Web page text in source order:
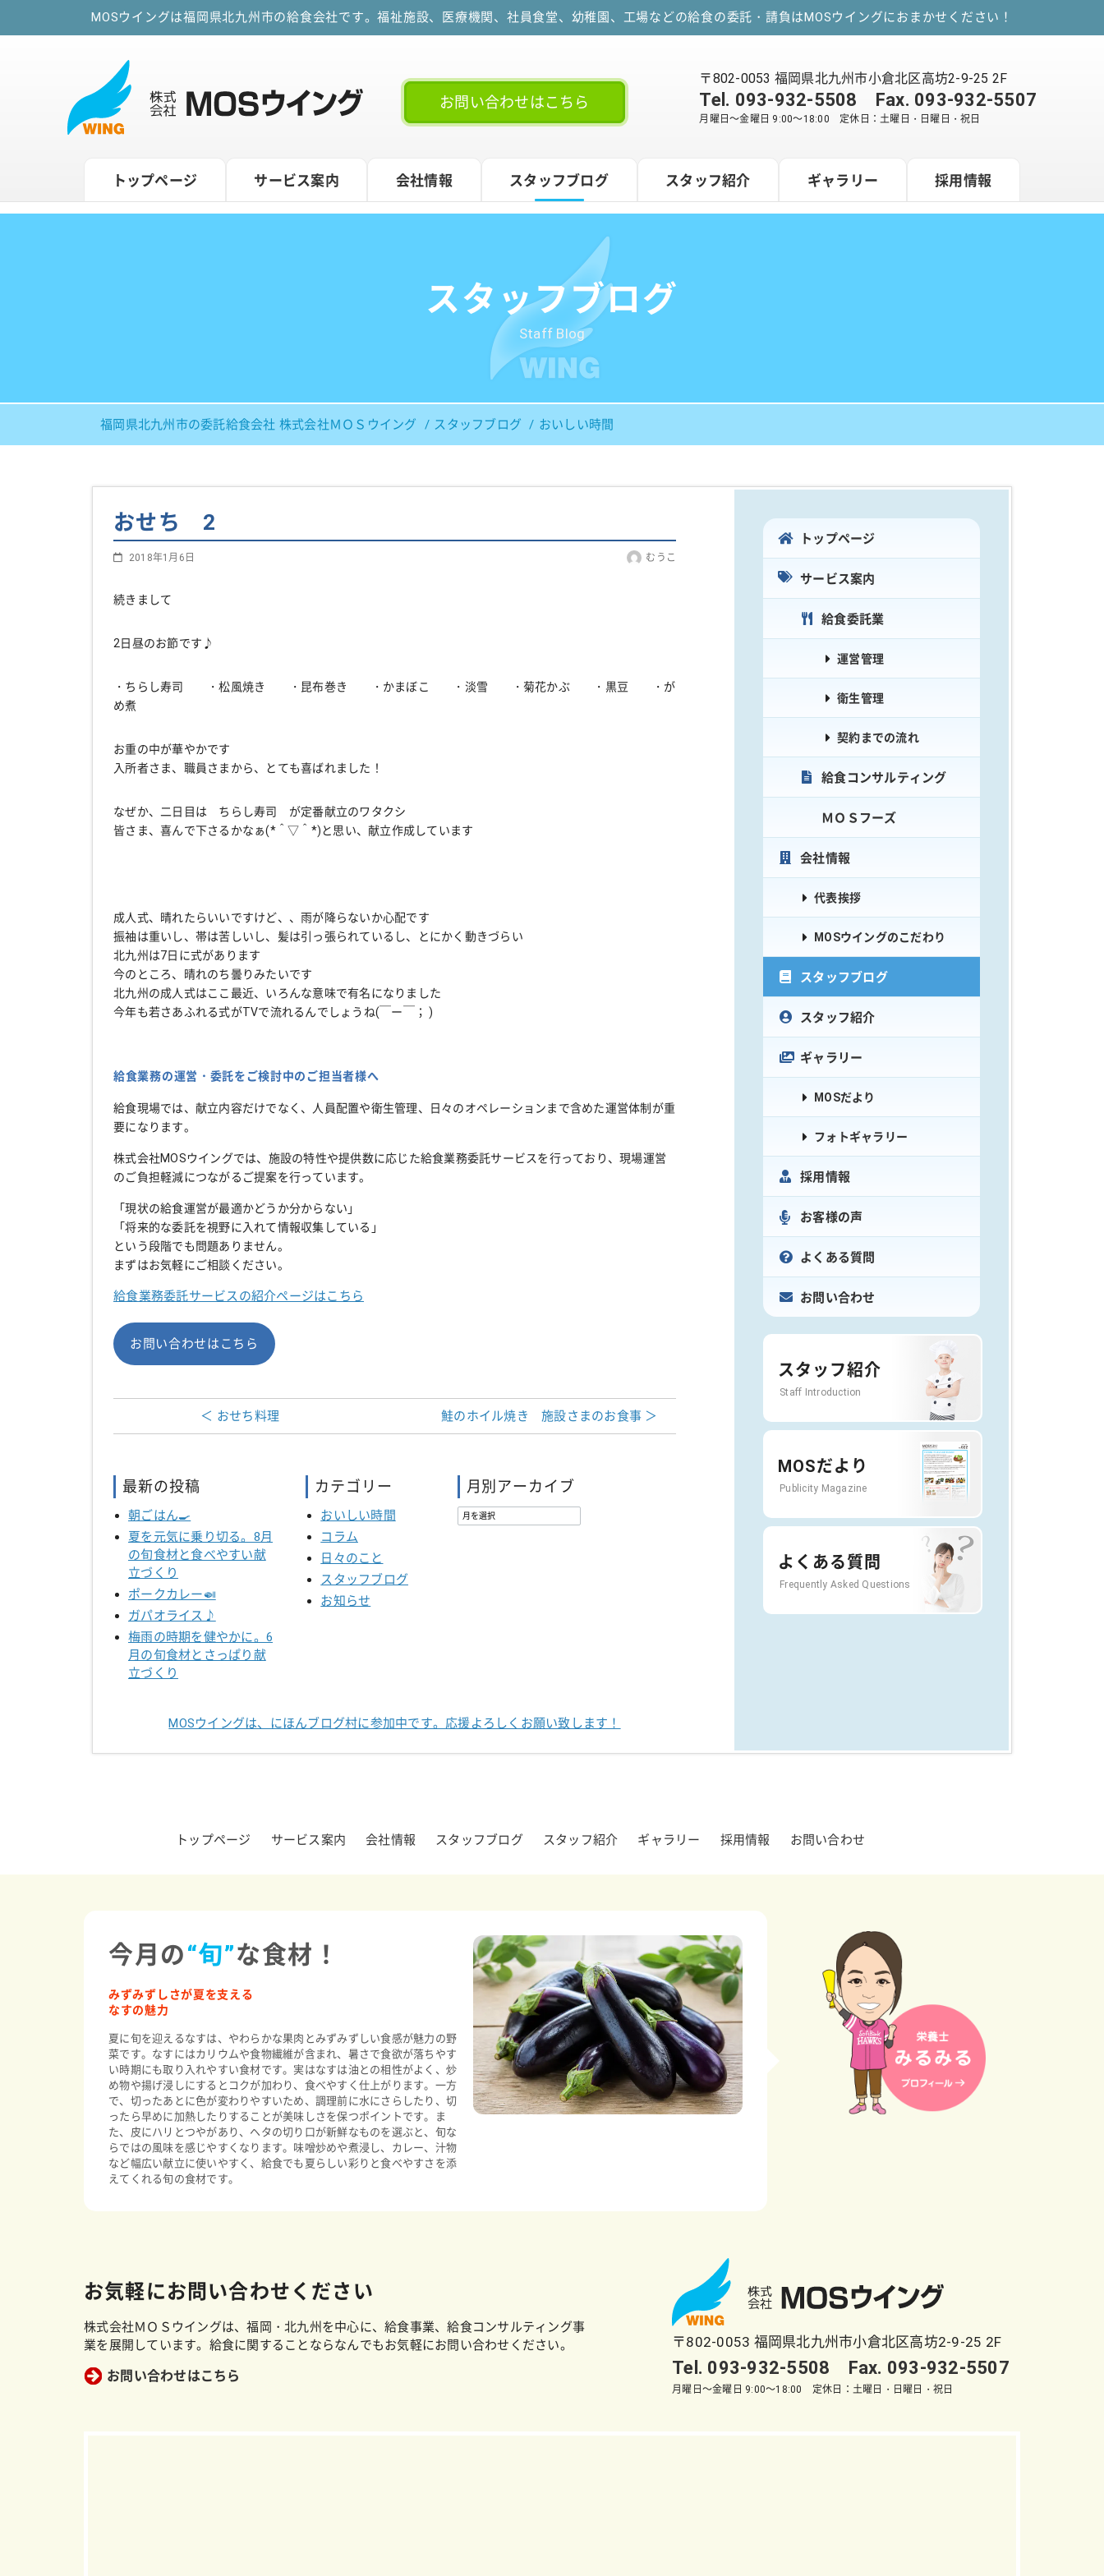
MOSウイングは福岡県北九州市の給食会社です。福祉施設、医療機関、社員食堂、幼稚園、工場などの給食の委託・請負はMOSウイングにおまかせください！
お問い合わせはこちら
〒802-0053 福岡県北九州市小倉北区高坊2-9-25 2F
Tel. 093-932-5508 Fax. 093-932-5507
月曜日～金曜日 9:00～18:00 定休日：土曜日・日曜日・祝日
トップページ サービス案内 会社情報 スタッフブログ スタッフ紹介 ギャラリー 採用情報
スタッフブログ
Staff Blog
福岡県北九州市の委託給食会社 株式会社ＭＯＳウイング スタッフブログ おいしい時間
おせち 2
2018年1月6日 むうこ
続きまして
2日昼のお節です♪
・ちらし寿司 ・松風焼き ・昆布巻き ・かまぼこ ・淡雪 ・菊花かぶ ・黒豆 ・が
め煮
お重の中が華やかです
入所者さま、職員さまから、とても喜ばれました！
なぜか、二日目は ちらし寿司 が定番献立のワタクシ
皆さま、喜んで下さるかなぁ(*＾▽＾*)と思い、献立作成しています
成人式、晴れたらいいですけど、、雨が降らないか心配です
振袖は重いし、帯は苦しいし、髪は引っ張られているし、とにかく動きづらい
北九州は7日に式があります
今のところ、晴れのち曇りみたいです
北九州の成人式はここ最近、いろんな意味で有名になりました
今年も若さあふれる式がTVで流れるんでしょうね(￣ー￣； )
給食業務の運営・委託をご検討中のご担当者様へ
給食現場では、献立内容だけでなく、人員配置や衛生管理、日々のオペレーションまで含めた運営体制が重
要になります。
株式会社MOSウイングでは、施設の特性や提供数に応じた給食業務委託サービスを行っており、現場運営
のご負担軽減につながるご提案を行っています。
「現状の給食運営が最適かどうか分からない」
「将来的な委託を視野に入れて情報収集している」
という段階でも問題ありません。
まずはお気軽にご相談ください。
給食業務委託サービスの紹介ページはこちら
お問い合わせはこちら
鮭のホイル焼き 施設さまのお食事 ＞
＜ おせち料理
最新の投稿
朝ごはん🍳
夏を元気に乗り切る。8月
の旬食材と食べやすい献
立づくり
ポークカレー🍛
ガパオライス♪
梅雨の時期を健やかに。6
月の旬食材とさっぱり献
立づくり
カテゴリー
おいしい時間
コラム
日々のこと
スタッフブログ
お知らせ
月別アーカイブ
MOSウイングは、にほんブログ村に参加中です。 応援よろしくお願い致します！
トップページ
サービス案内
給食委託業
運営管理
衛生管理
契約までの流れ
給食コンサルティング
ＭＯＳフーズ
会社情報
代表挨拶
MOSウイングのこだわり
スタッフブログ
スタッフ紹介
ギャラリー
MOSだより
フォトギャラリー
採用情報
お客様の声
よくある質問
お問い合わせ
スタッフ紹介
Staff Introduction
MOSだより
Publicity Magazine
よくある質問
Frequently Asked Questions
トップページ サービス案内 会社情報 スタッフブログ スタッフ紹介 ギャラリー 採用情報 お問い合わせ
今月の“旬”な食材！
みずみずしさが夏を支える
なすの魅力
夏に旬を迎えるなすは、やわらかな果肉とみずみずしい食感が魅力の野
菜です。なすにはカリウムや食物繊維が含まれ、暑さで食欲が落ちやす
い時期にも取り入れやすい食材です。実はなすは油との相性がよく、炒
め物や揚げ浸しにするとコクが加わり、食べやすく仕上がります。一方
で、切ったあとに色が変わりやすいため、調理前に水にさらしたり、切
ったら早めに加熱したりすることが美味しさを保つポイントです。ま
た、皮にハリとつやがあり、ヘタの切り口が新鮮なものを選ぶと、旬な
らではの風味を感じやすくなります。味噌炒めや煮浸し、カレー、汁物
など幅広い献立に使いやすく、給食でも夏らしい彩りと食べやすさを添
えてくれる旬の食材です。
お気軽にお問い合わせください
株式会社ＭＯＳウイングは、福岡・北九州を中心に、給食事業、給食コンサルティング事
業を展開しています。給食に関することならなんでもお気軽にお問い合わせください。
お問い合わせはこちら
〒802-0053 福岡県北九州市小倉北区高坊2-9-25 2F
Tel. 093-932-5508 Fax. 093-932-5507
月曜日～金曜日 9:00～18:00 定休日：土曜日・日曜日・祝日